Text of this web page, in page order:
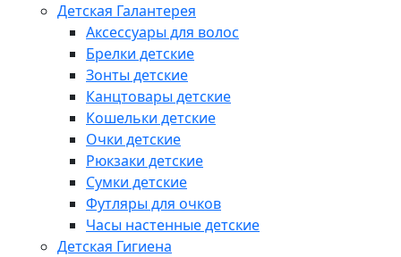
Детская Галантерея
Аксессуары для волос
Брелки детские
Зонты детские
Канцтовары детские
Кошельки детские
Очки детские
Рюкзаки детские
Сумки детские
Футляры для очков
Часы настенные детские
Детская Гигиена